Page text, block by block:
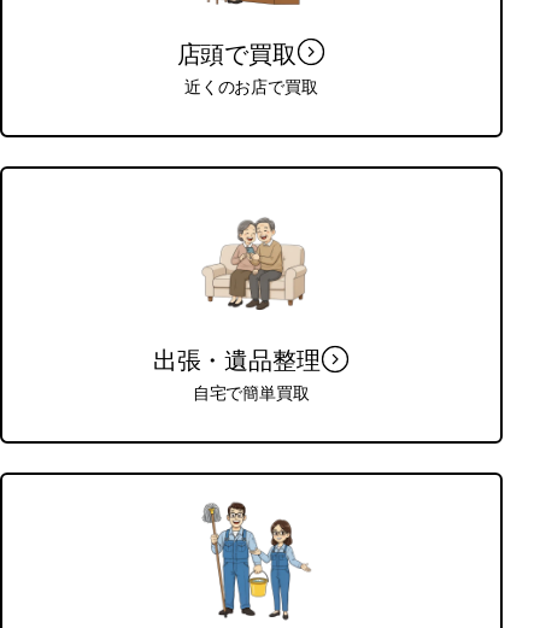
店頭で買取
近くのお店で買取
出張・遺品整理
自宅で簡単買取